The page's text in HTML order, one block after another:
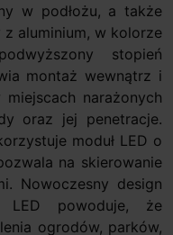
w podłożu, a także
z aluminium, w kolorze
stopień
montaż wewnątrz i
narażonych
oraz jej penetracje.
moduł LED o
na skierowanie
Nowoczesny design
LED powoduje, że
ogrodów, parków,